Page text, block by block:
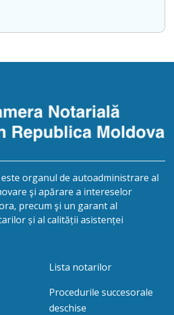
prin buletinul de identitate
la 29.10.2018 de Agenţia
data de 27.09.2016, de către
[…]
organul de autoadministrare al
şi apărare a intereselor
precum şi un garant al
și al calității asistenței
Lista notarilor
Procedurile succesorale
deschise